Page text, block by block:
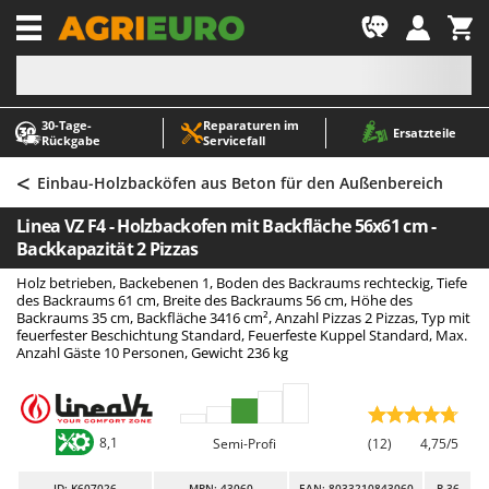
30‑Tage-
Rückgabe
Reparaturen im
Servicefall
Ersatzteile
-1
A
Abbeermaschinen - Traubenmühlen
Abfüllgeräte
Akku Gartenscheren
Akku Gras- und Strauchscheren
Akku-Stichsägen
Allzwecktransporter - Motorschubkarren
Alu-Teleskopleitern
Arbeitsschutzkleidung
Aschesauger
A
ABAC
AgriEuro Premium
AgriEuro TOP-LINE
AGT
Aima
Airmec
AL-KO
Alce
Alpina
< Einbau-Holzbacköfen aus Beton für den Außenbereich
Linea VZ F4 - Holzbackofen mit Backfläche 56x61 cm -
Backkapazität 2 Pizzas
Holz betrieben, Backebenen 1, Boden des Backraums rechteckig, Tiefe
des Backraums 61 cm, Breite des Backraums 56 cm, Höhe des
Backraums 35 cm, Backfläche 3416 cm², Anzahl Pizzas 2 Pizzas, Typ mit
feuerfester Beschichtung Standard, Feuerfeste Kuppel Standard, Max.
Anzahl Gäste 10 Personen, Gewicht 236 kg
8,1 Semi-Profi (12) 4,75/5